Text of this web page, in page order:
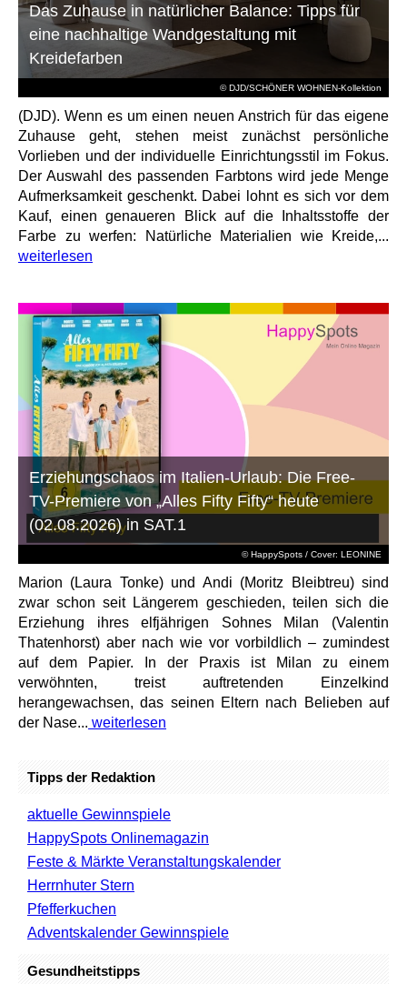
© DJD/SCHÖNER WOHNEN-Kollektion
Das Zuhause in natürlicher Balance: Tipps für
eine nachhaltige Wandgestaltung mit
Kreidefarben
(DJD). Wenn es um einen neuen Anstrich für das eigene
Zuhause geht, stehen meist zunächst persönliche
Vorlieben und der individuelle Einrichtungsstil im Fokus.
Der Auswahl des passenden Farbtons wird jede Menge
Aufmerksamkeit geschenkt. Dabei lohnt es sich vor dem
Kauf, einen genaueren Blick auf die Inhaltsstoffe der
Farbe zu werfen: Natürliche Materialien wie Kreide,...
weiterlesen
© HappySpots / Cover: LEONINE
Erziehungschaos im Italien-Urlaub: Die Free-
TV-Premiere von „Alles Fifty Fifty“ heute
(02.08.2026) in SAT.1
Marion (Laura Tonke) und Andi (Moritz Bleibtreu) sind
zwar schon seit Längerem geschieden, teilen sich die
Erziehung ihres elfjährigen Sohnes Milan (Valentin
Thatenhorst) aber nach wie vor vorbildlich – zumindest
auf dem Papier. In der Praxis ist Milan zu einem
verwöhnten, treist auftretenden Einzelkind
herangewachsen, das seinen Eltern nach Belieben auf
der Nase... weiterlesen
Tipps der Redaktion
aktuelle Gewinnspiele
HappySpots Onlinemagazin
Feste & Märkte Veranstaltungskalender
Herrnhuter Stern
Pfefferkuchen
Adventskalender Gewinnspiele
Gesundheitstipps